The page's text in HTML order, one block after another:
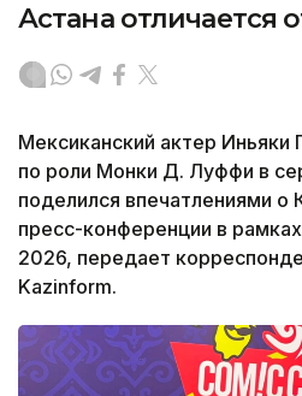
Астана отличается
Мексиканский актер Иньяки
по роли Монки Д. Луффи в
поделился впечатлениями о
пресс-конференции в
2026, передает
Kazinform.